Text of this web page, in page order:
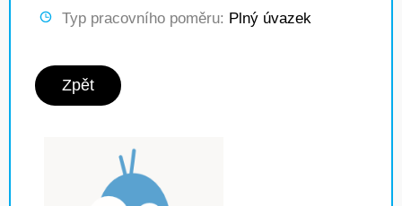
Typ pracovního poměru: Plný úvazek
Zpět